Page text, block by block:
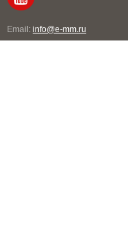
Email: info@e-mm.ru